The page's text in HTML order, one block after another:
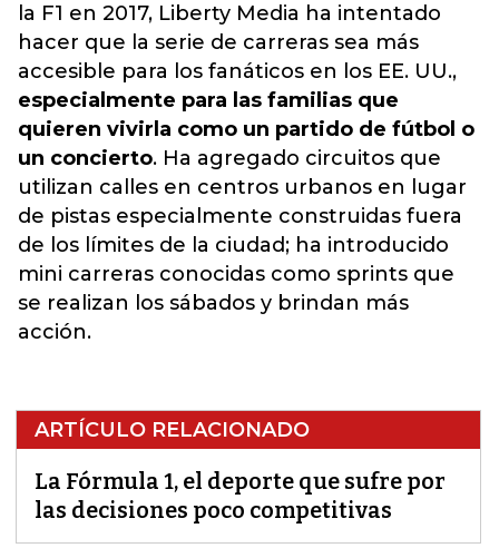
la F1 en 2017, Liberty Media ha intentado
hacer que la serie de carreras sea más
accesible para los fanáticos en los EE. UU.,
especialmente para las familias que
quieren vivirla como un partido de fútbol o
un concierto. Ha agregado circuitos que
utilizan calles en centros urbanos en lugar
de pistas especialmente construidas fuera
de los límites de la ciudad; ha introducido
mini carreras conocidas como sprints que
se realizan los sábados y brindan más
acción.
ARTÍCULO RELACIONADO
La Fórmula 1, el deporte que sufre por
las decisiones poco competitivas